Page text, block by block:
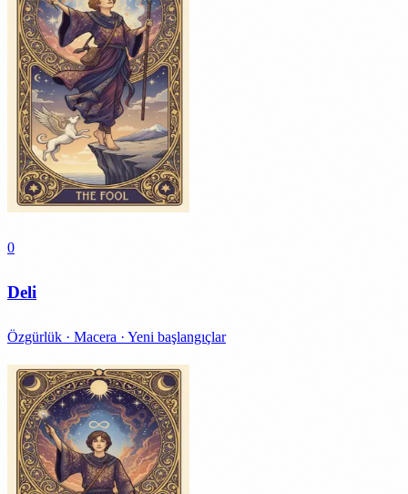
0
Deli
Özgürlük · Macera · Yeni başlangıçlar